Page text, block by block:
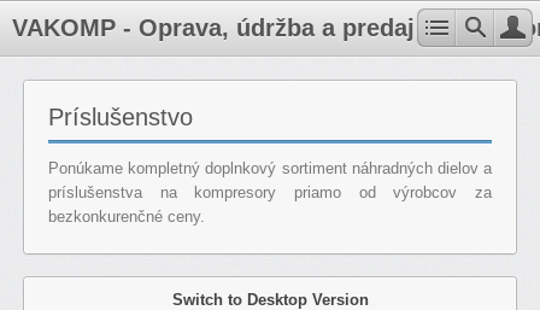
VAKOMP - Oprava, údržba a predaj
Príslušenstvo
Ponúkame kompletný doplnkový sortiment náhradných dielov a
príslušenstva na kompresory priamo od výrobcov za
bezkonkurenčné ceny.
Switch to Desktop Version